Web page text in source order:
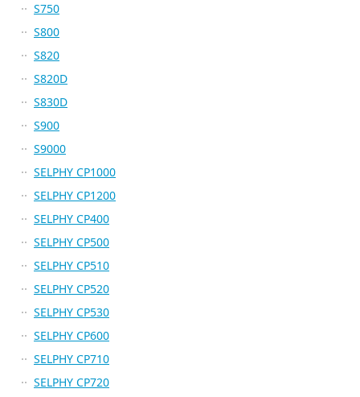
S750
S800
S820
S820D
S830D
S900
S9000
SELPHY CP1000
SELPHY CP1200
SELPHY CP400
SELPHY CP500
SELPHY CP510
SELPHY CP520
SELPHY CP530
SELPHY CP600
SELPHY CP710
SELPHY CP720